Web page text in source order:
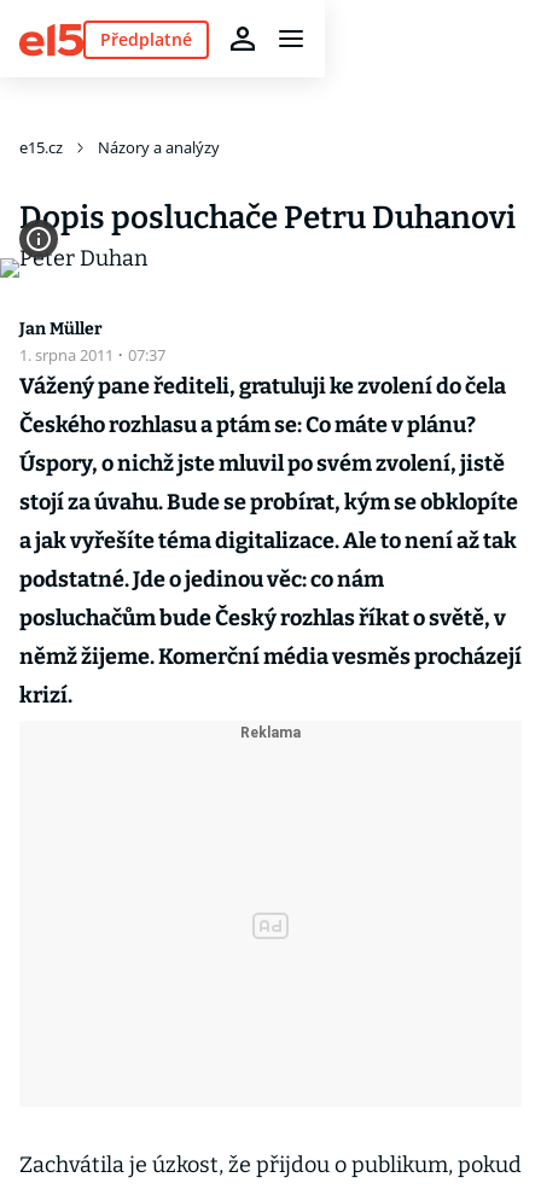
Předplatné
e15.cz Názory a analýzy
Dopis posluchače Petru Duhanovi
Jan Müller
1. srpna 2011 · 07:37
Vážený pane řediteli, gratuluji ke zvolení do čela
Českého rozhlasu a ptám se: Co máte v plánu?
Úspory, o nichž jste mluvil po svém zvolení, jistě
stojí za úvahu. Bude se probírat, kým se obklopíte
a jak vyřešíte téma digitalizace. Ale to není až tak
podstatné. Jde o jedinou věc: co nám
posluchačům bude Český rozhlas říkat o světě, v
němž žijeme. Komerční média vesměs procházejí
krizí.
Zachvátila je úzkost, že přijdou o publikum, pokud